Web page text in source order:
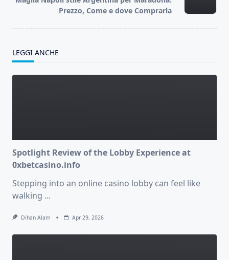
text">Page</span>Prezzo, Come e dove Comprarla
LEGGI ANCHE
Spotlight Review of the Lobby Experience at
0xbetcasino.info
Stepping into an online casino lobby can feel like
walking ...
Dihan Alam Apr 29, 2026